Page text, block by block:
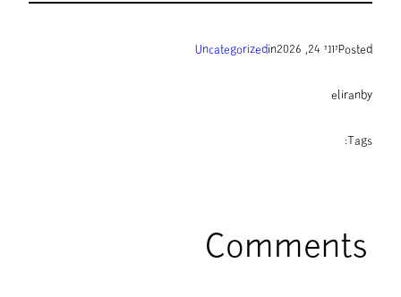
Postedיוני 24, 2026 in
Uncategorized
by
eliran
Tags:
Comments